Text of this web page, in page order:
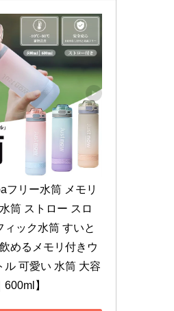
フリー水筒 メモリ
筒 ストロー スロ
ィック水筒 すいと
めるメモリ付きウ
ル 可愛い 水筒 大容
】